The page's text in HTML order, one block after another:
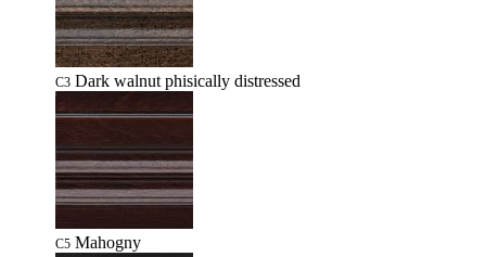
C3 Dark walnut phisically distressed
C5 Mahogny